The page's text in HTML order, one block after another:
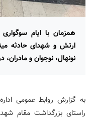
همزمان با ایام
نونهال، نوجوان و مادران، در
به گزارش روابط عمومی
راستای بزرگداشت مقام